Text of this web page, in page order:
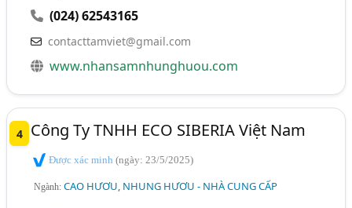
(024) 62543165
contacttamviet@gmail.com
www.nhansamnhunghuou.com
4 Công Ty TNHH ECO SIBERIA Việt Nam
Được xác minh(ngày: 23/5/2025)
Ngành:CAO HƯƠU, NHUNG HƯƠU - NHÀ CUNG CẤP